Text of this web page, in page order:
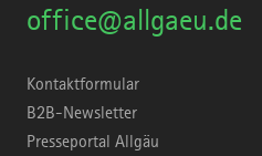
office@allgaeu.de
Kontaktformular
B2B-Newsletter
Presseportal Allgäu